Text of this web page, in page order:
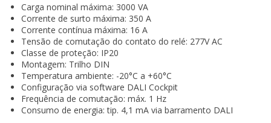
Carga nominal máxima: 3000 VA
Corrente de surto máxima: 350 A
Corrente contínua máxima: 16 A
Tensão de comutação do contato do relé: 277V AC
Classe de proteção: IP20
Montagem: Trilho DIN
Temperatura ambiente: -20°C a +60°C
Configuração via software DALI Cockpit
Frequência de comutação: máx. 1 Hz
Consumo de energia: tip. 4,1 mA via barramento DALI